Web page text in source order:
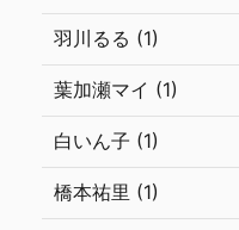
羽川るる (1)
葉加瀬マイ (1)
白いん子 (1)
橋本祐里 (1)